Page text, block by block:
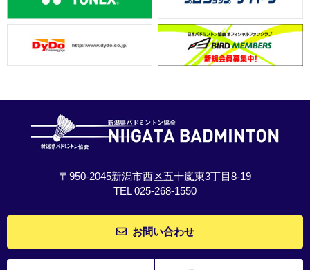
〒950-2045新潟市西区五十嵐東3丁目8-19
TEL 025-268-1550
お問い合わせ